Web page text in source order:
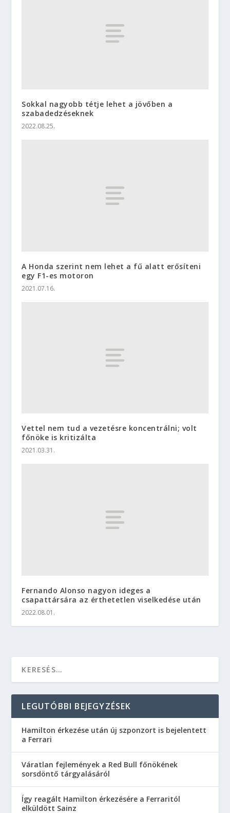
Sokkal nagyobb tétje lehet a jövőben a
szabadedzéseknek
2022.08.25.
A Honda szerint nem lehet a fű alatt erősíteni
egy F1-es motoron
2021.07.16.
Vettel nem tud a vezetésre koncentrálni; volt
főnöke is kritizálta
2021.03.31.
Fernando Alonso nagyon ideges a
csapattársára az érthetetlen viselkedése után
2022.08.01.
LEGUTÓBBI BEJEGYZÉSEK
Hamilton érkezése után új szponzort is bejelentett
a Ferrari
Váratlan fejlemények a Red Bull főnökének
sorsdöntő tárgyalásáról
Így reagált Hamilton érkezésére a Ferraritól
elküldött Sainz